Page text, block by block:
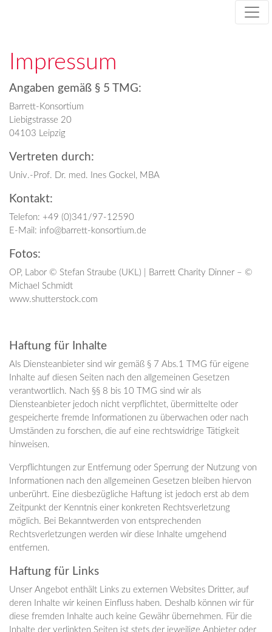
Impressum
Angaben gemäß § 5 TMG:
Barrett-Konsortium
Liebigstrasse 20
04103 Leipzig
Vertreten durch:
Univ.-Prof. Dr. med. Ines Gockel, MBA
Kontakt:
Telefon: +49 (0)341/97-12590
E-Mail: info@barrett-konsortium.de
Fotos:
OP, Labor © Stefan Straube (UKL) | Barrett Charity Dinner – ©
Michael Schmidt
www.shutterstock.com
Haftung für Inhalte
Als Diensteanbieter sind wir gemäß § 7 Abs.1 TMG für eigene
Inhalte auf diesen Seiten nach den allgemeinen Gesetzen
verantwortlich. Nach §§ 8 bis 10 TMG sind wir als
Diensteanbieter jedoch nicht verpflichtet, übermittelte oder
gespeicherte fremde Informationen zu überwachen oder nach
Umständen zu forschen, die auf eine rechtswidrige Tätigkeit
hinweisen.
Verpflichtungen zur Entfernung oder Sperrung der Nutzung von
Informationen nach den allgemeinen Gesetzen bleiben hiervon
unberührt. Eine diesbezügliche Haftung ist jedoch erst ab dem
Zeitpunkt der Kenntnis einer konkreten Rechtsverletzung
möglich. Bei Bekanntwerden von entsprechenden
Rechtsverletzungen werden wir diese Inhalte umgehend
entfernen.
Haftung für Links
Unser Angebot enthält Links zu externen Websites Dritter, auf
deren Inhalte wir keinen Einfluss haben. Deshalb können wir für
diese fremden Inhalte auch keine Gewähr übernehmen. Für die
Inhalte der verlinkten Seiten ist stets der jeweilige Anbieter oder